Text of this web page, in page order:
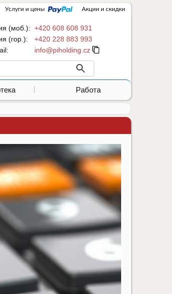
Услуги и цены Акции и скидки
(моб.): +420 608 608 931
(гор.):
+420 228 883 993
Работа